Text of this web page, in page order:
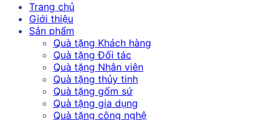
Trang chủ
Giới thiệu
Sản phẩm
Quà tặng Khách hàng
Quà tặng Đối tác
Quà tặng Nhân viên
Quà tặng thủy tinh
Quà tặng gốm sứ
Quà tặng gia dụng
Quà tặng công nghệ